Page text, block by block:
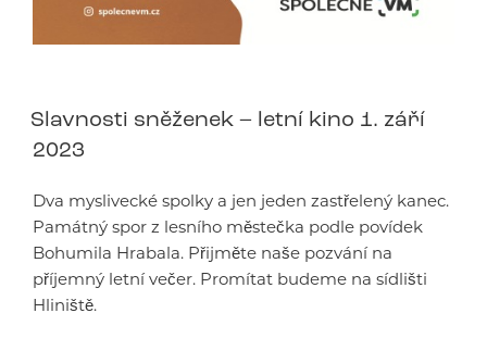
Slavnosti sněženek – letní kino 1. září
2023
Dva myslivecké spolky a jen jeden zastřelený kanec.
Památný spor z lesního městečka podle povídek
Bohumila Hrabala. Přijměte naše pozvání na
příjemný letní večer. Promítat budeme na sídlišti
Hliniště.